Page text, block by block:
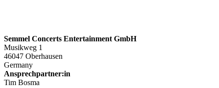
Semmel Concerts Entertainment GmbH
Musikweg 1
46047 Oberhausen
Germany
Ansprechpartner:in
Tim Bosma